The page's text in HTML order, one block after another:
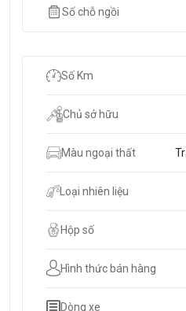
Số chỗ ngồi
Số Km
Chủ sở hữu
Màu ngoại thất
Loại nhiên liệu
Hộp số
Hình thức bán hàng
Dòng xe